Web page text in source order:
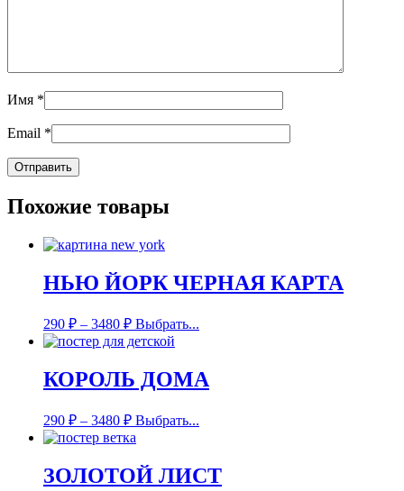
Имя *
Email *
Похожие товары
НЬЮ ЙОРК ЧЕРНАЯ КАРТА
290 ₽ – 3480 ₽ Выбрать...
КОРОЛЬ ДОМА
290 ₽ – 3480 ₽ Выбрать...
ЗОЛОТОЙ ЛИСТ